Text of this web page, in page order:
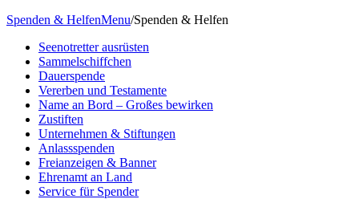
Spenden & HelfenMenu/Spenden & Helfen
Seenotretter ausrüsten
Sammelschiffchen
Dauerspende
Vererben und Testamente
Name an Bord – Großes bewirken
Zustiften
Unternehmen & Stiftungen
Anlassspenden
Freianzeigen & Banner
Ehrenamt an Land
Service für Spender